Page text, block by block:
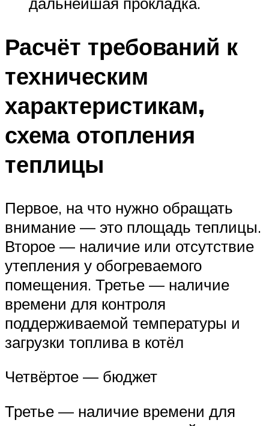
Расчёт требований к
техническим
характеристикам,
схема отопления
теплицы
Первое, на что нужно обращать
внимание — это площадь теплицы.
Второе — наличие или отсутствие
утепления у обогреваемого
помещения. Третье — наличие
времени для контроля
поддерживаемой температуры и
загрузки топлива в котёл
Четвёртое — бюджет
Третье — наличие времени для